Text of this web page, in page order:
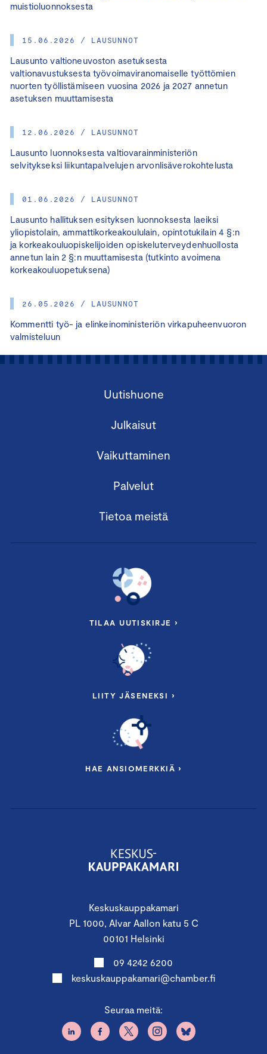
muistioluonnoksesta
15.06.2026 / LAUSUNNOT
Lausunto valtioneuvoston asetuksesta
valtionavustuksesta työvoimaviranomaiselle työttömien
nuorten työllistämiseen vuosina 2026 ja 2027 annetun
asetuksen muuttamisesta
12.06.2026 / LAUSUNNOT
Lausunto luonnoksesta valtiovarainministeriön
selvitykseksi liikuntapalvelujen arvonlisäverokohtelusta
01.06.2026 / LAUSUNNOT
Lausunto hallituksen esityksen luonnoksesta laeiksi
yliopistolain, ammattikorkeakoululain, opintotukilain 4 §:n
ja korkeakouluopiskelijoiden opiskeluterveydenhuollosta
annetun lain 2 §:n muuttamisesta (tutkinto avoimena
korkeakouluopetuksena)
26.05.2026 / LAUSUNNOT
Kommentti työ- ja elinkeinoministeriön virkapuheenvuoron
valmisteluun
Keskuskauppakamari
PL 1000, Alvar Aallon katu 5 C
00101 Helsinki
09 4242 6200
keskuskauppakamari@chamber.fi
Seuraa meitä:
Uutishuone
Julkaisut
Vaikuttaminen
Palvelut
Tietoa meistä
TILAA UUTISKIRJE ›
LIITY JÄSENEKSI ›
HAE ANSIOMERKKIÄ ›